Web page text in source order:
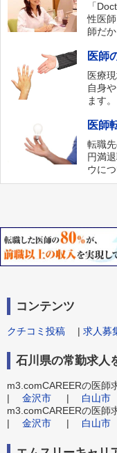
「
性医
師だ
医師
医療
自身
ます。
医師
転職
円満
ウに
コンテンツ
クチコミ投稿 | 求人募
石川県の常勤求人
m3.comCAREERの医師
| 金沢市 | 白山市
m3.comCAREERの医師
| 金沢市 | 白山市